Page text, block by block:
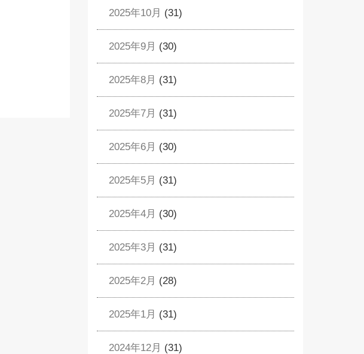
2025年10月 (31)
2025年9月 (30)
2025年8月 (31)
2025年7月 (31)
2025年6月 (30)
2025年5月 (31)
2025年4月 (30)
2025年3月 (31)
2025年2月 (28)
2025年1月 (31)
2024年12月 (31)